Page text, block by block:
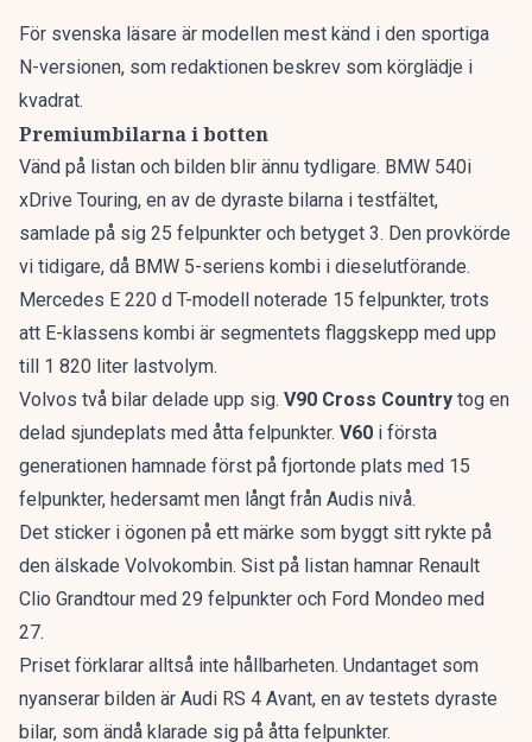
För svenska läsare är modellen mest känd i den sportiga
N-versionen, som redaktionen beskrev som körglädje i
kvadrat.
Premiumbilarna i botten
Vänd på listan och bilden blir ännu tydligare. BMW 540i
xDrive Touring, en av de dyraste bilarna i testfältet,
samlade på sig 25 felpunkter och betyget 3. Den provkörde
vi tidigare, då BMW 5-seriens kombi i dieselutförande.
Mercedes E 220 d T-modell noterade 15 felpunkter, trots
att E-klassens kombi är segmentets flaggskepp med upp
till 1 820 liter lastvolym.
Volvos två bilar delade upp sig. V90 Cross Country tog en
delad sjundeplats med åtta felpunkter. V60 i första
generationen hamnade först på fjortonde plats med 15
felpunkter, hedersamt men långt från Audis nivå.
Det sticker i ögonen på ett märke som byggt sitt rykte på
den älskade Volvokombin. Sist på listan hamnar Renault
Clio Grandtour med 29 felpunkter och Ford Mondeo med
27.
Priset förklarar alltså inte hållbarheten. Undantaget som
nyanserar bilden är Audi RS 4 Avant, en av testets dyraste
bilar, som ändå klarade sig på åtta felpunkter.